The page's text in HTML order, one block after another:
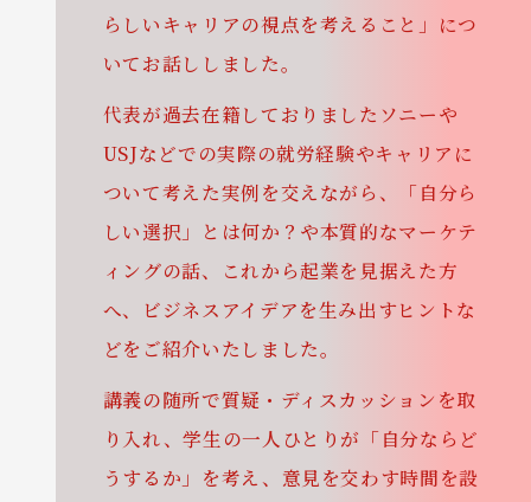
らしいキャリアの視点を考えること」につ
いてお話ししました。
代表が過去在籍しておりましたソニーや
USJなどでの実際の就労経験やキャリアに
ついて考えた実例を交えながら、「自分ら
しい選択」とは何か？や本質的なマーケテ
ィングの話、これから起業を見据えた方
へ、ビジネスアイデアを生み出すヒントな
どをご紹介いたしました。
講義の随所で質疑・ディスカッションを取
り入れ、学生の一人ひとりが「自分ならど
うするか」を考え、意見を交わす時間を設